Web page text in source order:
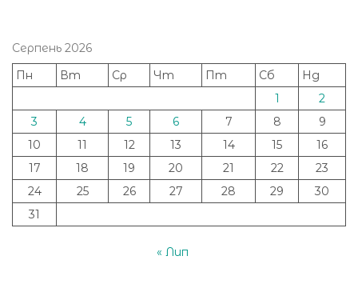
Серпень 2026
Пн
Вт Ср Чт Пт Сб
Нд
1
2
3
4 5 6 7 8
9
10
11 12 13 14 15
16
17
18 19 20 21 22
23
24
25 26 27 28 29
30
31
« Лип